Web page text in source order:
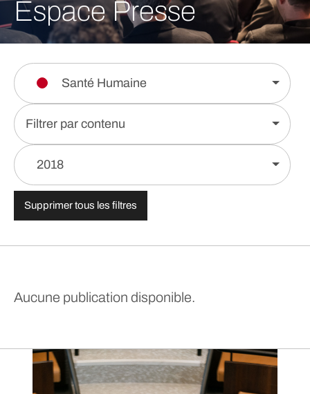
Espace Presse
Santé Humaine
Filtrer par contenu
2018
Supprimer tous les filtres
Aucune publication disponible.